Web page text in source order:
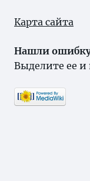
Карта сайта
Нашли
Выделите ее